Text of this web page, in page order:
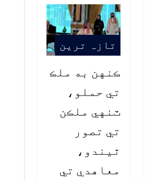
تازہ ترین
ڪنهن به ملڪ
تي حملو،
ٽنهي ملڪن
تي تصور
ٿيندو،
معاهدي تي